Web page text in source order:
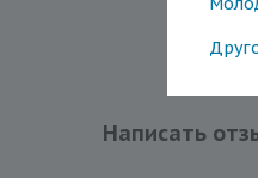
Написать